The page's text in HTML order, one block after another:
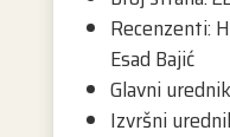
Recenzenti:
Esad Bajić
Glavni
Izvršni